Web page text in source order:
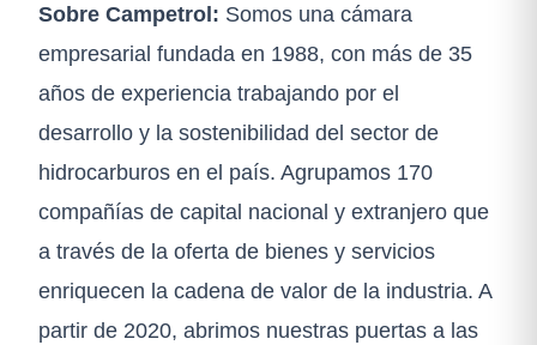
Sobre Campetrol: Somos una cámara
empresarial fundada en 1988, con más de 35
años de experiencia trabajando por el
desarrollo y la sostenibilidad del sector de
hidrocarburos en el país. Agrupamos 170
compañías de capital nacional y extranjero que
a través de la oferta de bienes y servicios
enriquecen la cadena de valor de la industria. A
partir de 2020, abrimos nuestras puertas a las